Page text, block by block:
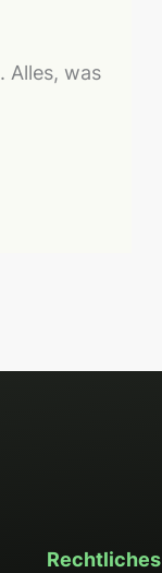
Alles, was
Rechtliches